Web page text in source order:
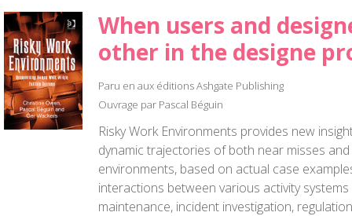
When users and
other in the designe
Paru en aux éditions Ashgate Publishing
Ouvrage par Pascal Béguin
Risky Work Environments provides new
dynamic trajectories of both near misses
environments, based on actual case
interactions between various activity
maintenance, incident investigation,